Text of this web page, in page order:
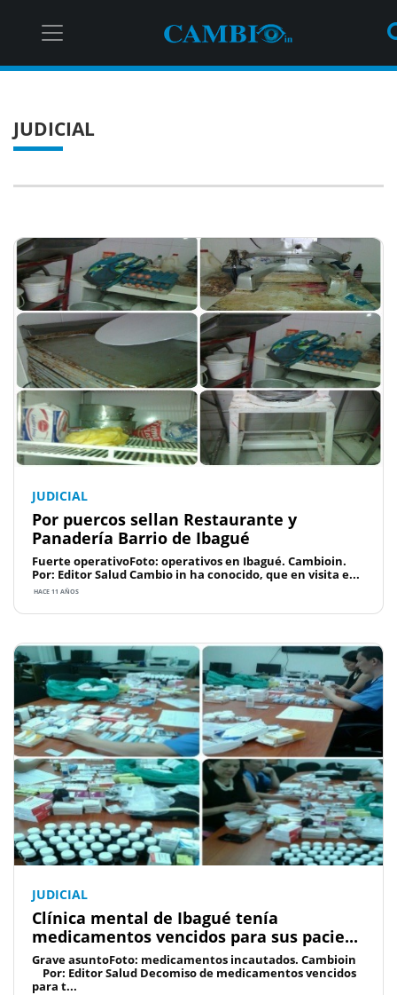
JUDICIAL
JUDICIAL
Por puercos sellan Restaurante y
Panadería Barrio de Ibagué
Fuerte operativoFoto: operativos en Ibagué. Cambioin.
Por: Editor Salud Cambio in ha conocido, que en visita e...
HACE 11 AÑOS
JUDICIAL
Clínica mental de Ibagué tenía
medicamentos vencidos para sus pacie...
Grave asuntoFoto: medicamentos incautados. Cambioin
Por: Editor Salud Decomiso de medicamentos vencidos
para t...